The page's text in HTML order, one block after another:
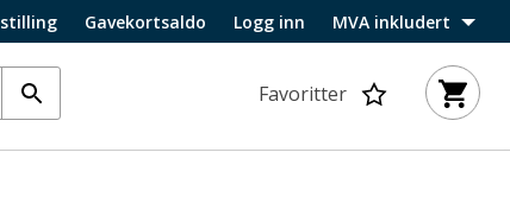
Gavekortsaldo Logg inn MVA inkludert
Favoritter